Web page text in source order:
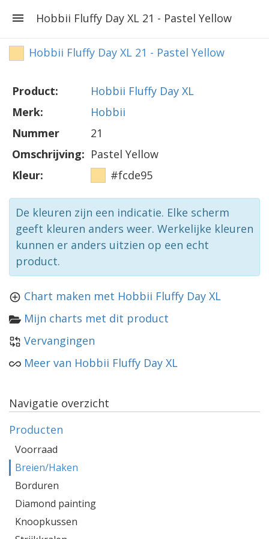
Hobbii Fluffy Day XL 21 - Pastel Yellow
Hobbii Fluffy Day XL 21 - Pastel Yellow
Product:
Hobbii Fluffy Day XL
Merk:
Hobbii
Nummer
21
Omschrijving: Pastel Yellow
Kleur:
#fcde95
De kleuren zijn een indicatie. Elke scherm
geeft kleuren anders weer. Werkelijke kleuren
kunnen er anders uitzien op een echt
product.
Chart maken met Hobbii Fluffy Day XL
Mijn charts met dit product
Vervangingen
Meer van Hobbii Fluffy Day XL
Navigatie overzicht
Producten
Voorraad
Breien/Haken
Borduren
Diamond painting
Knoopkussen